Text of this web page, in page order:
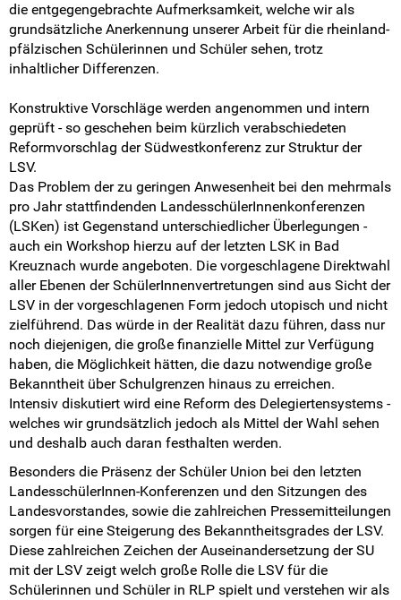
die entgegengebrachte Aufmerksamkeit, welche wir als
grundsätzliche Anerkennung unserer Arbeit für die rheinland-
pfälzischen Schülerinnen und Schüler sehen, trotz
inhaltlicher Differenzen.
Konstruktive Vorschläge werden angenommen und intern
geprüft - so geschehen beim kürzlich verabschiedeten
Reformvorschlag der Südwestkonferenz zur Struktur der
LSV.
Das Problem der zu geringen Anwesenheit bei den mehrmals
pro Jahr stattfindenden LandesschülerInnenkonferenzen
(LSKen) ist Gegenstand unterschiedlicher Überlegungen -
auch ein Workshop hierzu auf der letzten LSK in Bad
Kreuznach wurde angeboten. Die vorgeschlagene Direktwahl
aller Ebenen der SchülerInnenvertretungen sind aus Sicht der
LSV in der vorgeschlagenen Form jedoch utopisch und nicht
zielführend. Das würde in der Realität dazu führen, dass nur
noch diejenigen, die große finanzielle Mittel zur Verfügung
haben, die Möglichkeit hätten, die dazu notwendige große
Bekanntheit über Schulgrenzen hinaus zu erreichen.
Intensiv diskutiert wird eine Reform des Delegiertensystems -
welches wir grundsätzlich jedoch als Mittel der Wahl sehen
und deshalb auch daran festhalten werden.
Besonders die Präsenz der Schüler Union bei den letzten
LandesschülerInnen-Konferenzen und den Sitzungen des
Landesvorstandes, sowie die zahlreichen Pressemitteilungen
sorgen für eine Steigerung des Bekanntheitsgrades der LSV.
Diese zahlreichen Zeichen der Auseinandersetzung der SU
mit der LSV zeigt welch große Rolle die LSV für die
Schülerinnen und Schüler in RLP spielt und verstehen wir als